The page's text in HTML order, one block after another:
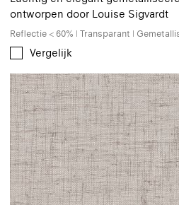
ontworpen door Louise Sigvardt
Reflectie < 60% | Transparant |
Vergelijk